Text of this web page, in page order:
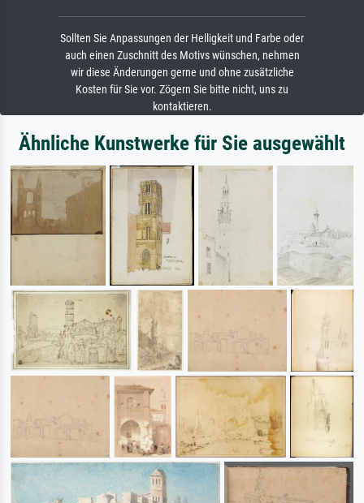
Sollten Sie Anpassungen der Helligkeit und Farbe oder
auch einen Zuschnitt des Motivs wünschen, nehmen
wir diese Änderungen gerne und ohne zusätzliche
Kosten für Sie vor. Zögern Sie bitte nicht, uns zu
kontaktieren.
Ähnliche Kunstwerke für Sie ausgewählt